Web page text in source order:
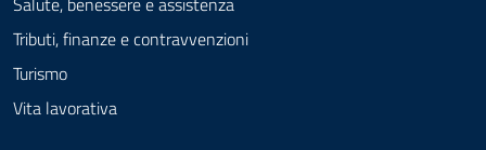
Tributi, finanze e contravvenzioni
Turismo
Vita lavorativa